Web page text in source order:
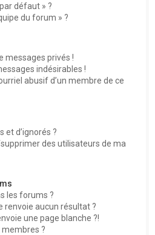
défaut » ?
du forum » ?
messages privés !
indésirables !
abusif d’un membre de ce
et d’ignorés ?
des utilisateurs de ma
les forums ?
renvoie aucun résultat ?
une page blanche ?!
?